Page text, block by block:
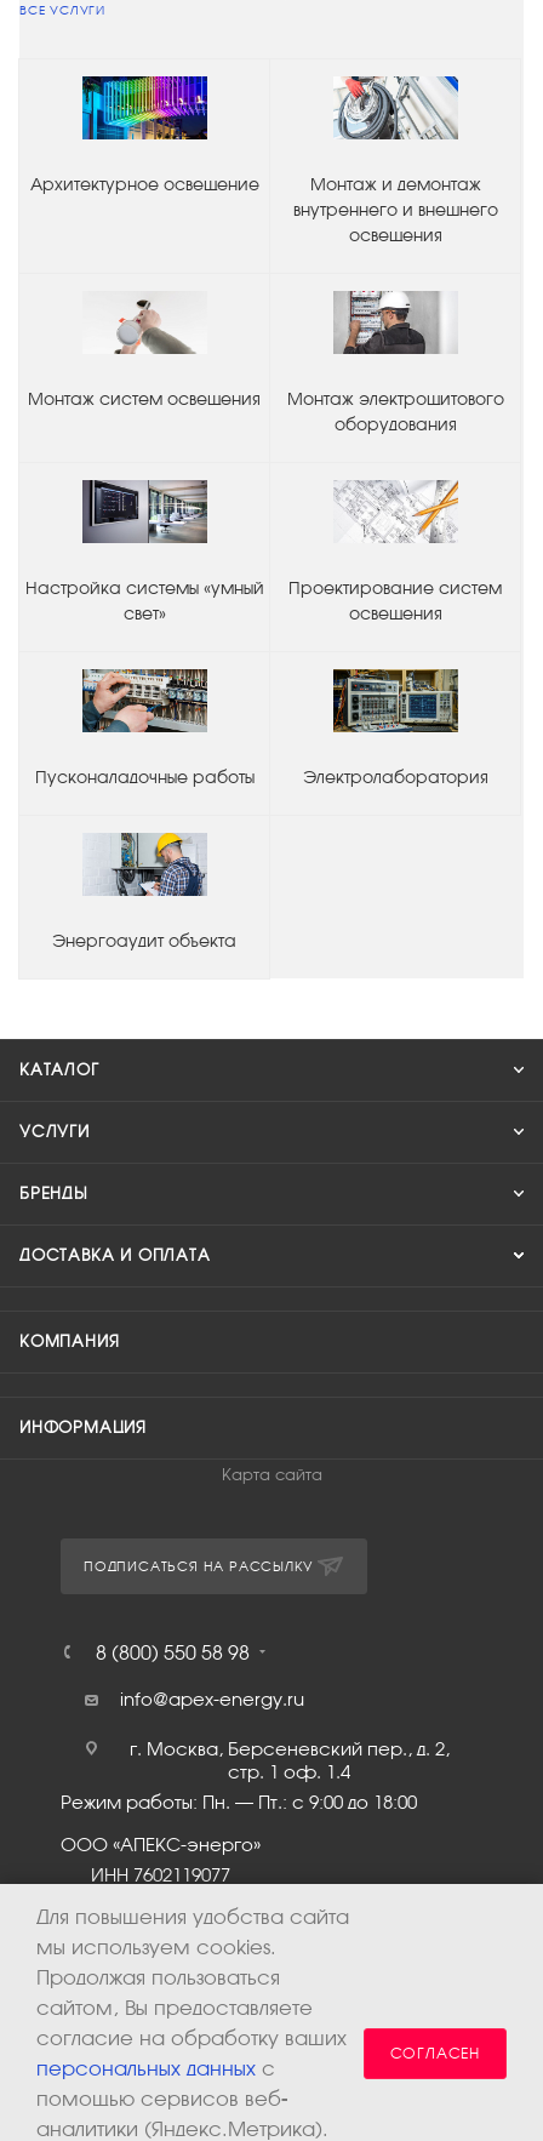
ВСЕ УСЛУГИ
Архитектурное освещение
Монтаж и демонтаж
внутреннего и внешнего
освещения
Монтаж систем освещения
Монтаж электрощитового
оборудования
Настройка системы «умный
свет»
Проектирование систем
освещения
Пусконаладочные работы Электролаборатория
Энергоаудит объекта
КАТАЛОГ
УСЛУГИ
БРЕНДЫ
ДОСТАВКА И ОПЛАТА
КОМПАНИЯ
ИНФОРМАЦИЯ
Карта сайта
ПОДПИСАТЬСЯ НА РАССЫЛКУ
8 (800) 550 58 98
info@apex-energy.ru
г. Москва, Берсеневский пер., д. 2,
стр. 1 оф. 1.4
Режим работы: Пн. – Пт.: с 9:00 до 18:00
ООО «АПЕКС-энерго»
ИНН 7602119077
Для повышения удобства сайта
мы используем cookies.
Продолжая пользоваться
сайтом, Вы предоставляете
согласие на обработку ваших
персональных данных с
помощью сервисов веб-
аналитики (Яндекс.Метрика).
СОГЛАСЕН